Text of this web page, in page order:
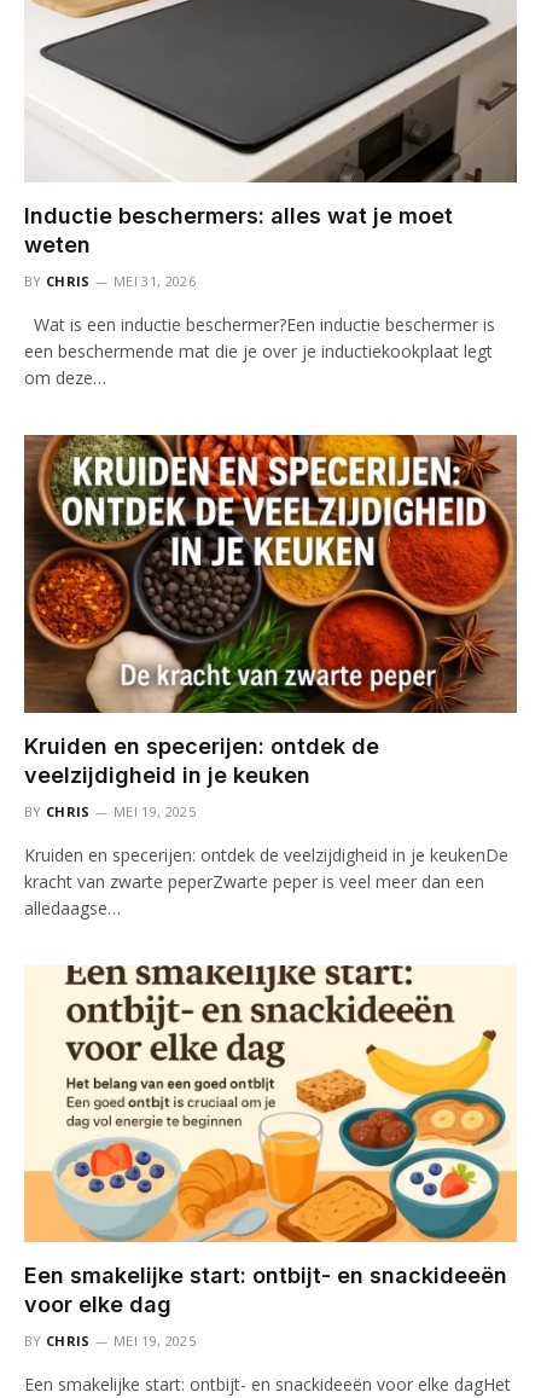
Inductie beschermers: alles wat je moet
weten
BY CHRIS MEI 31, 2026
Wat is een inductie beschermer?Een inductie beschermer is
een beschermende mat die je over je inductiekookplaat legt
om deze…
Kruiden en specerijen: ontdek de
veelzijdigheid in je keuken
BY CHRIS MEI 19, 2025
Kruiden en specerijen: ontdek de veelzijdigheid in je keukenDe
kracht van zwarte peperZwarte peper is veel meer dan een
alledaagse…
Een smakelijke start: ontbijt- en snackideeën
voor elke dag
BY CHRIS MEI 19, 2025
Een smakelijke start: ontbijt- en snackideeën voor elke dagHet